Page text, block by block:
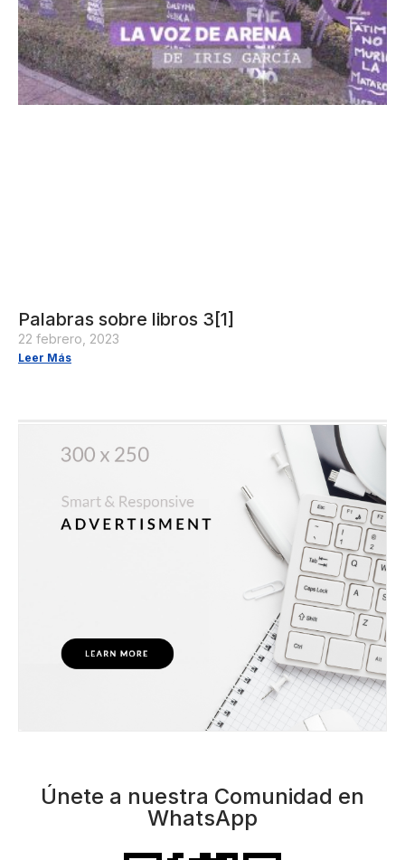
Palabras sobre libros 3[1]
22 febrero, 2023
Leer Más
Únete a nuestra Comunidad en
WhatsApp